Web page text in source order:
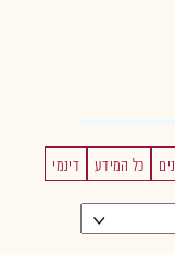
כל המידע דינמי